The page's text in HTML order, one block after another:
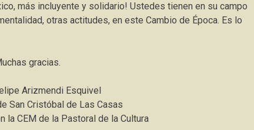
más incluyente y solidario! Ustedes tienen en su campo
otras actitudes, en este Cambio de Época. Es lo
gracias.
Arizmendi Esquivel
San Cristóbal de Las Casas
la CEM de la Pastoral de la Cultura